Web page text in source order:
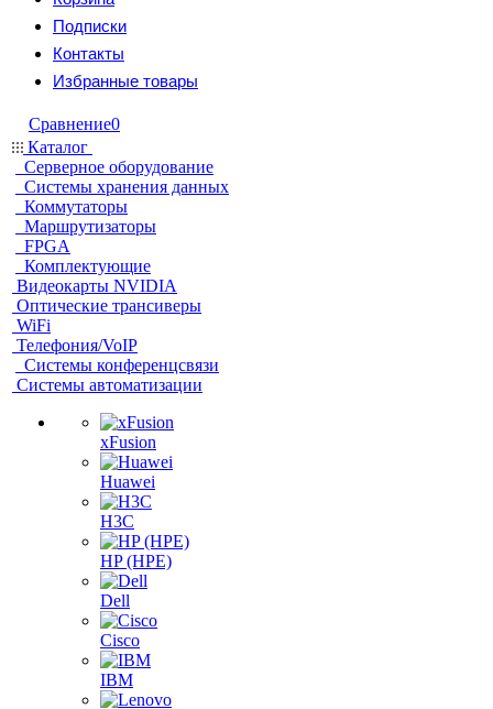
Подписки
Контакты
Избранные товары
Сравнение0
Каталог
Серверное оборудование
Системы хранения данных
Коммутаторы
Маршрутизаторы
FPGA
Комплектующие
Видеокарты NVIDIA
Оптические трансиверы
WiFi
Телефония/VoIP
Системы конференцсвязи
Системы автоматизации
xFusion
Huawei
H3C
HP (HPE)
Dell
Cisco
IBM